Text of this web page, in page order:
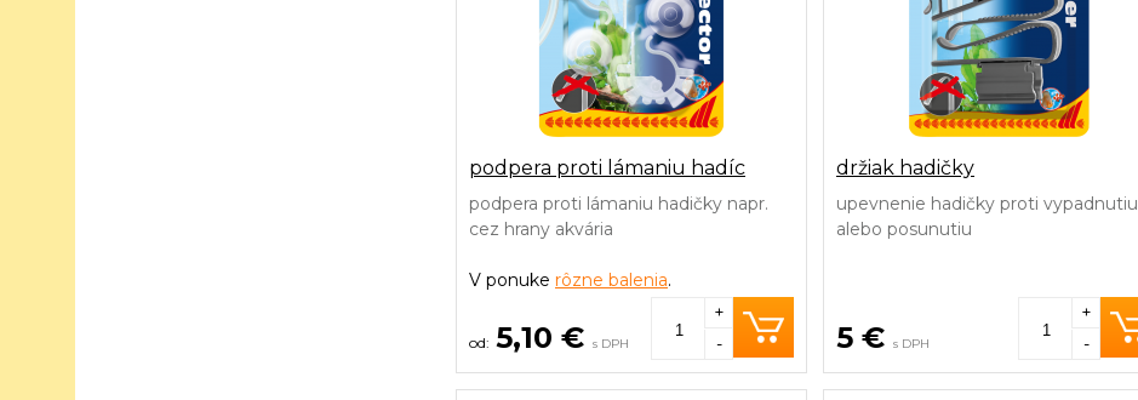
podpera proti lámaniu hadíc
podpera proti lámaniu hadičky napr.
cez hrany akvária
V ponuke rôzne balenia.
5,10 € s DPH
+
-
držiak hadičky
upevnenie hadičky proti vypadnutiu
alebo posunutiu
5 € s DPH
+
-